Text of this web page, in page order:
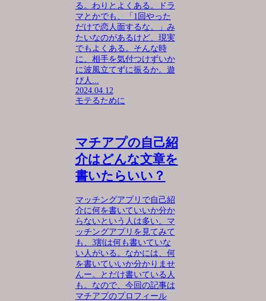
る。わりとよくある。ドラ
マとかでも、「1回やった
だけで恋人面するな。」み
たいなのがあるけど、現実
でもよくある。そんな時
に、相手を気付つけずいか
に波風立てずに振るか。遊
び人...
2024.04.12
モテるために
マチアプの自己紹
介はどんな文章を
書いたらいい？
マッチングアプリで自己紹
介に何を書いていいか分か
らないという人は多い。マ
ッチングアプリを見てみて
も、3割は何も書いていな
い人がいる。なかには、何
を書いていいか分かりませ
んー。とだけ書いている人
も。なので、今回の記事は
マチアプのプロフィール